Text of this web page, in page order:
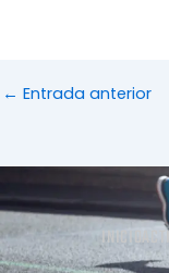
← Entrada anterior
INICIO